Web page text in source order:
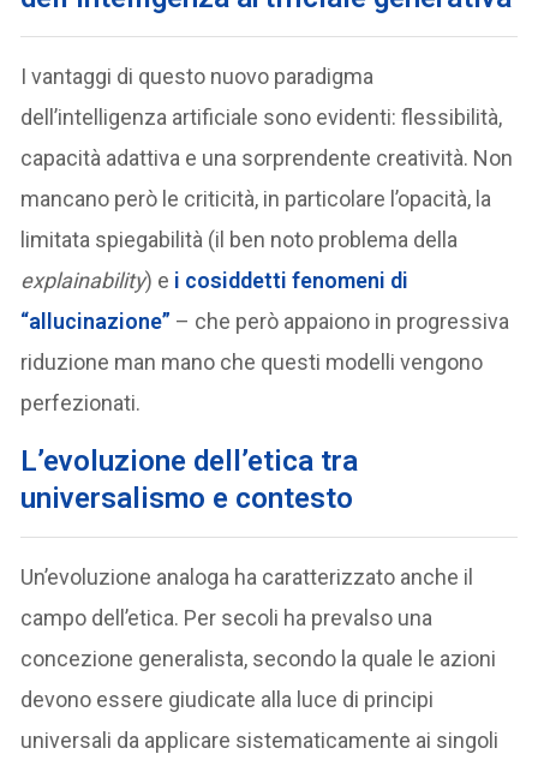
I vantaggi di questo nuovo paradigma
dell’intelligenza artificiale sono evidenti: flessibilità,
capacità adattiva e una sorprendente creatività. Non
mancano però le criticità, in particolare l’opacità, la
limitata spiegabilità (il ben noto problema della
explainability) e i cosiddetti fenomeni di
“allucinazione” – che però appaiono in progressiva
riduzione man mano che questi modelli vengono
perfezionati.
L’evoluzione dell’etica tra
universalismo e contesto
Un’evoluzione analoga ha caratterizzato anche il
campo dell’etica. Per secoli ha prevalso una
concezione generalista, secondo la quale le azioni
devono essere giudicate alla luce di principi
universali da applicare sistematicamente ai singoli